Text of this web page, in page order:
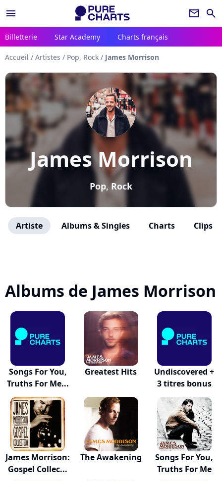
menu newsletter search
Billetterie Star Academy Charts français
Accueil / Artistes / Pop, Rock / James Morrison
James Morrison
Pop, Rock
Artiste Albums & Singles Charts Clips
Albums de James Morrison
Songs For You,
Truths For Me...
Greatest Hits
Undiscovered +
3 titres bonus
James Morrison:
Gospel Collec...
The Awakening
Songs For You,
Truths For Me